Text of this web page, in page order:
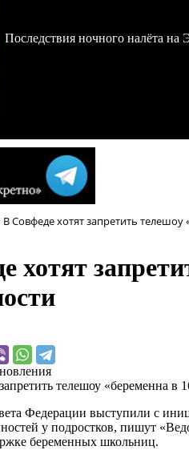
Последствия ночного налёта на
В Совфеде хотят запретить
хотят
Федерации выступили с
у подростков, пишут
беременных школьниц.